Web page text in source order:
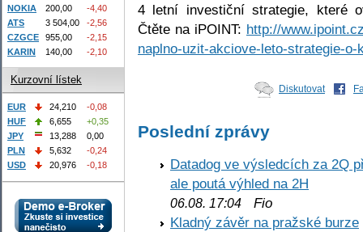
4 letní investiční strategie, které
Čtěte na iPOINT: http://
naplno-uzit-akciove-leto-strategie-
Diskutovat
Poslední zprávy
Datadog ve výsledcích za 2Q
ale poutá výhled na 2H
06.08. 17:04 Fio
Kladný závěr na pražské burze
NOKIA
200,00
-4,40
ATS
3 504,00
-2,56
CZGCE
955,00
-2,15
KARIN
140,00 -2,10
Kurzovní lístek
EUR 24,210
-0,08
HUF
6,655
+0,35
JPY
13,288
0,00
PLN
5,632
-0,24
USD
20,976 -0,18